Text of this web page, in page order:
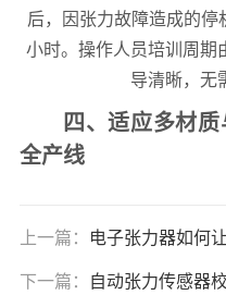
后，因张力故障造成的
小时。操作人员培训周期
导清晰，无
四、适应多材
全产线
上一篇： 电子张力器如何
下一篇： 自动张力传感器